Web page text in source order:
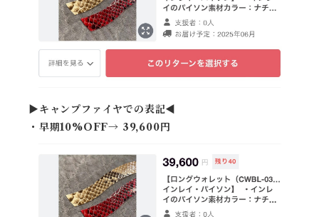
▶︎キャンプファイヤでの表記◀︎
・早期10%OFF→ 39,600円